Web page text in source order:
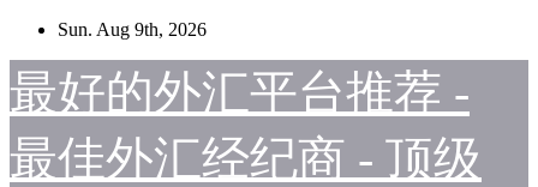
Skip
content
Sun. Aug 9th, 2026
最好的外汇平台推荐 -
最佳外汇经纪商 - 顶级